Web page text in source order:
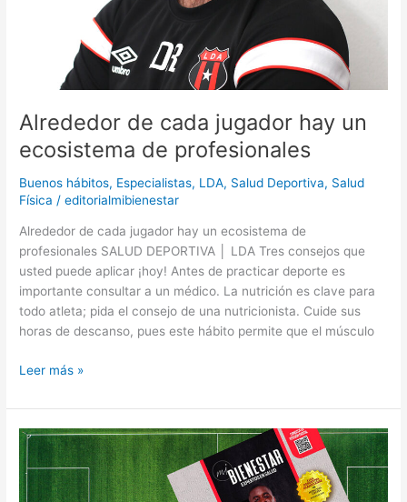
Alrededor de cada jugador hay un
ecosistema de profesionales
Buenos hábitos, Especialistas, LDA, Salud Deportiva, Salud
Física /editorialmibienestar
Alrededor de cada jugador hay un ecosistema de
profesionales SALUD DEPORTIVA │ LDA Tres consejos que
usted puede aplicar ¡hoy! Antes de practicar deporte es
importante consultar a un médico. La nutrición es clave para
todo atleta; pida el consejo de una nutricionista. Cuide sus
horas de descanso, pues este hábito permite que el músculo
Leer más »
Cuando
el
fútbol